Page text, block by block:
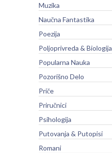
Muzika
Naučna Fantastika
Poezija
Poljoprivreda & Biologija
Popularna Nauka
Pozorišno Delo
Priče
Priručnici
Psihologija
Putovanja & Putopisi
Romani